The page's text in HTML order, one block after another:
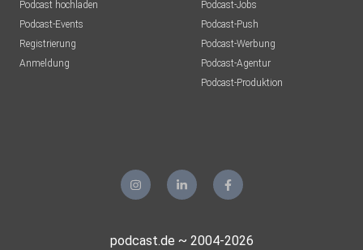
Podcast hochladen
Podcast-Events
Registrierung
Anmeldung
Podcast-Jobs
Podcast-Push
Podcast-Werbung
Podcast-Agentur
Podcast-Produktion
podcast.de ~ 2004-2026